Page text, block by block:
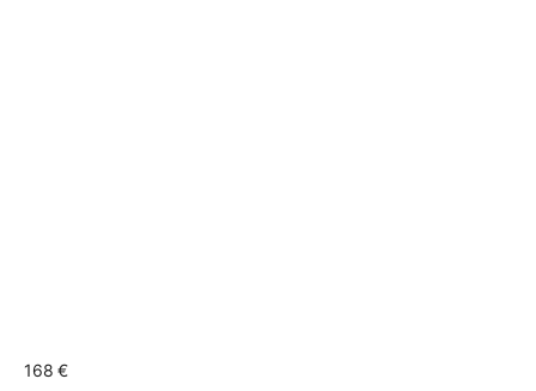
168 €